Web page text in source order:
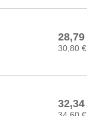
28,79
30,80 €
32,34